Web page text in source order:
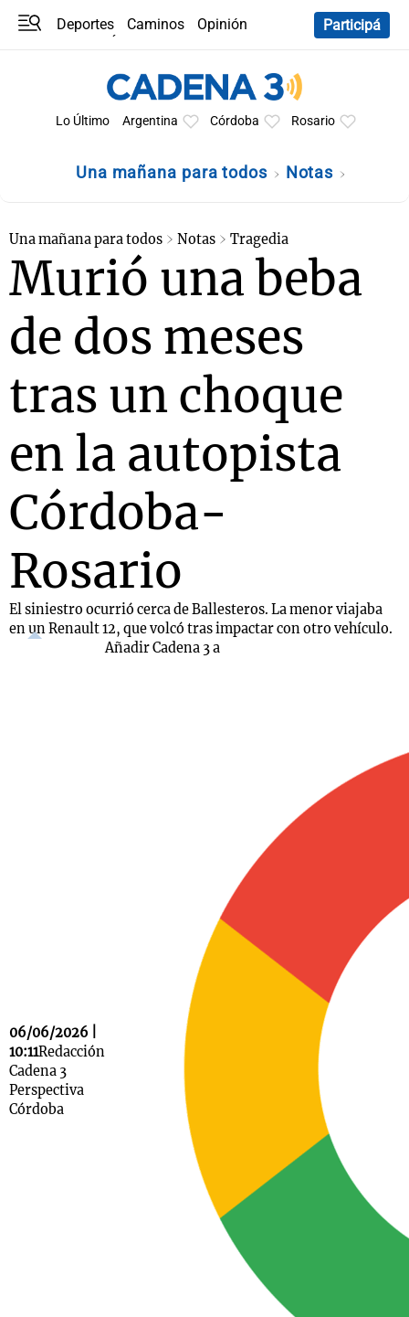
Deportes Caminos
Opinión
Participá
Lo Último Argentina Córdoba Rosario
Una mañana para todos Notas
Una mañana para todos Notas Tragedia
Murió una beba
de dos meses
tras un choque
en la autopista
Córdoba-
Rosario
El siniestro ocurrió cerca de Ballesteros. La menor viajaba
en un Renault 12, que volcó tras impactar con otro vehículo.
06/06/2026 |
10:11Redacción
Cadena 3
Perspectiva
Córdoba
Añadir Cadena 3 a
Cadena 3